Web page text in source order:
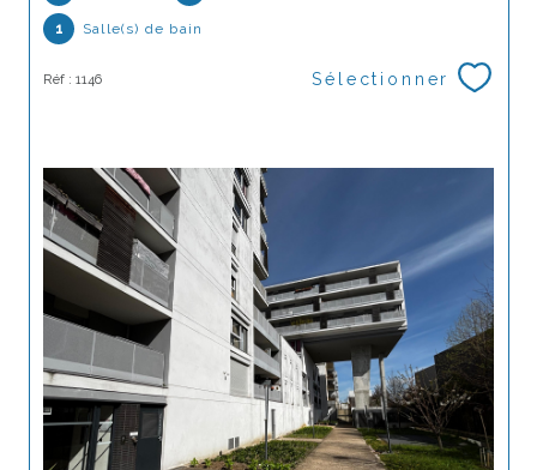
1 Salle(s) de bain
Réf : 1146 Sélectionner